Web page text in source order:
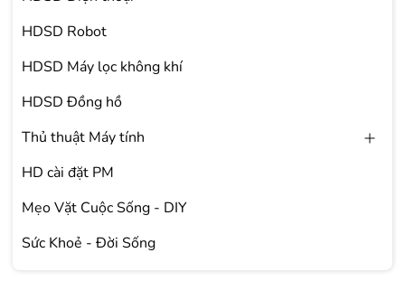
HDSD Robot
HDSD Máy lọc không khí
HDSD Đồng hồ
Thủ thuật Máy tính
HD cài đặt PM
Mẹo Vặt Cuộc Sống - DIY
Sức Khoẻ - Đời Sống